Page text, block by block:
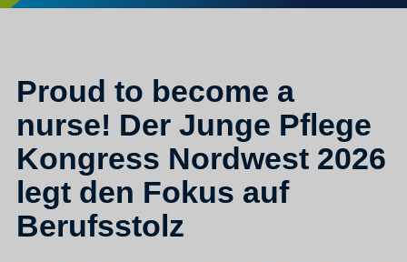
Proud to become a
nurse! Der Junge Pflege
Kongress Nordwest 2026
legt den Fokus auf
Berufsstolz